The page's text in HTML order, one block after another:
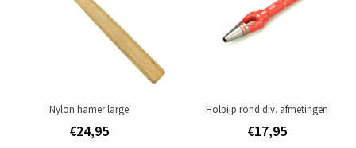
Gebruik een nestel met een hoogte die 2 à 3 mm langer is dan de
dikte van het materiaal.
Maat: kraag ø 11 mm, gat ø 6 mm, hoogte 6 mm
fournituren/ hamer /leergereedschap
ringen
Toevoegen om te vergelijken
Nylon hamer large
€24,95
Holpijp rond div. afmetingen
€17,95